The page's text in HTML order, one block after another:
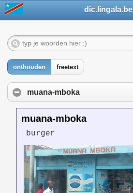
dic.lingala.be
onthouden freetext
muana-mboka
muana-mboka
burger